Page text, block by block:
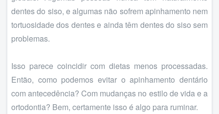
dentes do siso, e algumas não sofrem apinhamento nem
tortuosidade dos dentes e ainda têm dentes do siso sem
problemas.
Isso parece coincidir com dietas menos processadas.
Então, como podemos evitar o apinhamento dentário
com antecedência? Com mudanças no estilo de vida e a
ortodontia? Bem, certamente isso é algo para ruminar.